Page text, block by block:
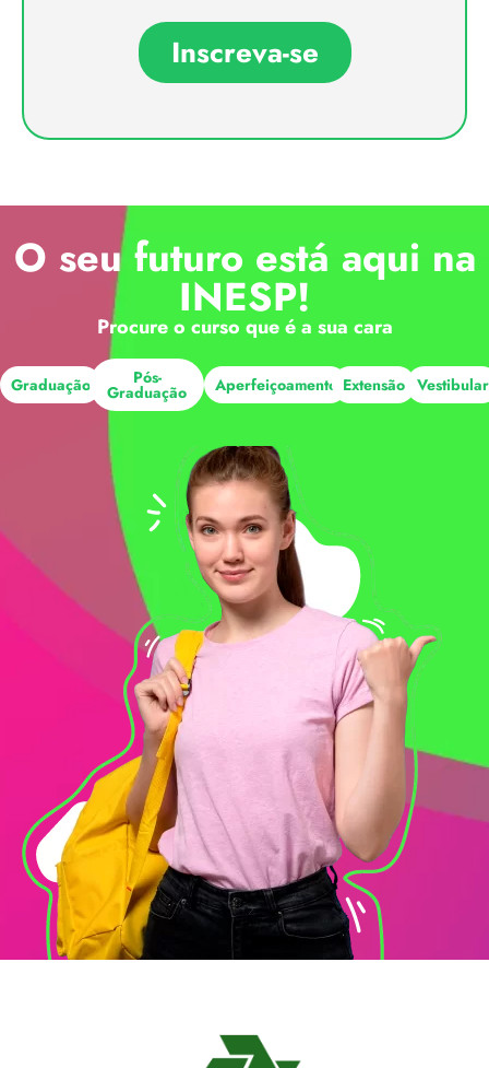
Inscreva-se
O seu futuro está aqui na
INESP!
Procure o curso que é a sua cara
Graduação Pós-
Graduação Aperfeiçoamento Extensão Vestibular